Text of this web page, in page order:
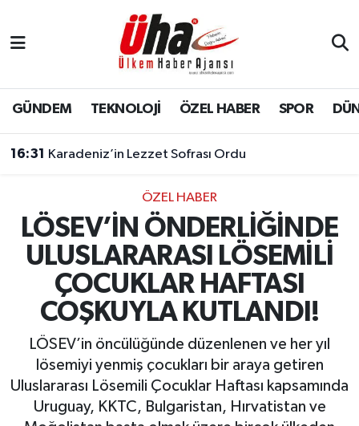
GÜNDEM TEKNOLOJİ ÖZEL HABER SPOR
16:31 Karadeniz’in Lezzet Sofrası Ordu
ÖZEL HABER
LÖSEV’İN ÖNDERLİĞİNDE
ULUSLARARASI LÖSEMİLİ
ÇOCUKLAR HAFTASI
COŞKUYLA KUTLANDI!
LÖSEV’in öncülüğünde düzenlenen ve her yıl
lösemiyi yenmiş çocukları bir araya getiren
Uluslararası Lösemili Çocuklar Haftası kapsamında
Uruguay, KKTC, Bulgaristan, Hırvatistan ve
İstanbul Nöbetçi Eczaneler
İstanbul Hava Durumu
Süper Lig Puan Durumu ve Fikstür
Tüm Manşetler
Son Dakika Haberleri
Haber Arşivi